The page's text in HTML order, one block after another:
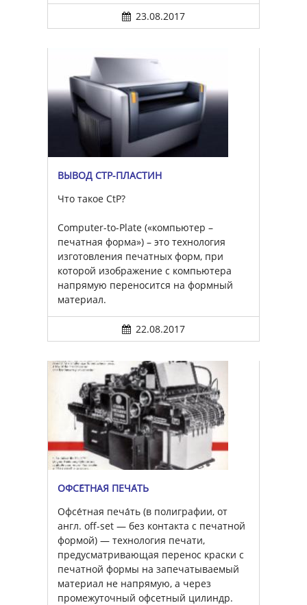
23.08.2017
ВЫВОД CTP-ПЛАСТИН
Что такое CtP?
Computer-to-Plate («компьютер –
печатная форма») – это технология
изготовления печатных форм, при
которой изображение с компьютера
напрямую переносится на формный
материал.
22.08.2017
ОФСЕ́ТНАЯ ПЕЧА́ТЬ
Офсе́тная печа́ть (в полиграфии, от
англ. off-set — без контакта с печатной
формой) — технология печати,
предусматривающая перенос краски с
печатной формы на запечатываемый
материал не напрямую, а через
промежуточный офсетный цилиндр.